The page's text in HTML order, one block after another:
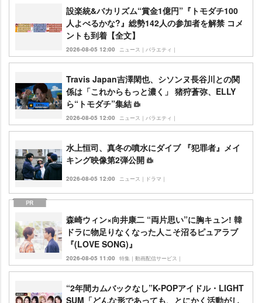
設楽統&バカリズム“賞金1億円”『トモダチ100
人よべるかな?』総勢142人の参加者を解禁 コメ
ントも到着【全文】
2026-08-05 12:00 ニュース｜バラエティ｜
Travis Japan吉澤閑也、シソンヌ長谷川との関
係は「これからもっと濃く」 猪狩蒼弥、ELLY
ら“トモダチ”集結
2026-08-05 12:00 ニュース｜バラエティ｜
水上恒司、真冬の噴水にダイブ 『犯罪者』メイ
キング映像第2弾公開
2026-08-05 12:00 ニュース｜ドラマ｜
森崎ウィン×向井康二 “両片思い”に胸キュン! 韓
ドラに物足りなくなった人こそ沼るピュアラブ
『(LOVE SONG)』
2026-08-05 11:00 特集｜動画配信サービス｜
“2年間カムバックなし”K-POPアイドル・LIGHT
SUM「どんな形であっても、とにかく活動がし